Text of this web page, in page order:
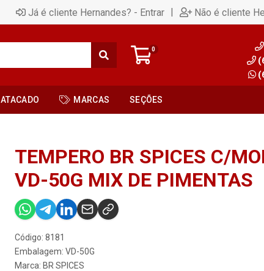
Já é cliente Hernandes? - Entrar | Não é cliente
0
ATACADO MARCAS SEÇÕES
TEMPERO BR SPICES C/
VD-50G MIX DE PIMENTAS
Código: 8181
Embalagem: VD-50G
Marca: BR SPICES